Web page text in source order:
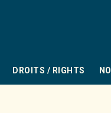
DROITS / RIGHTS